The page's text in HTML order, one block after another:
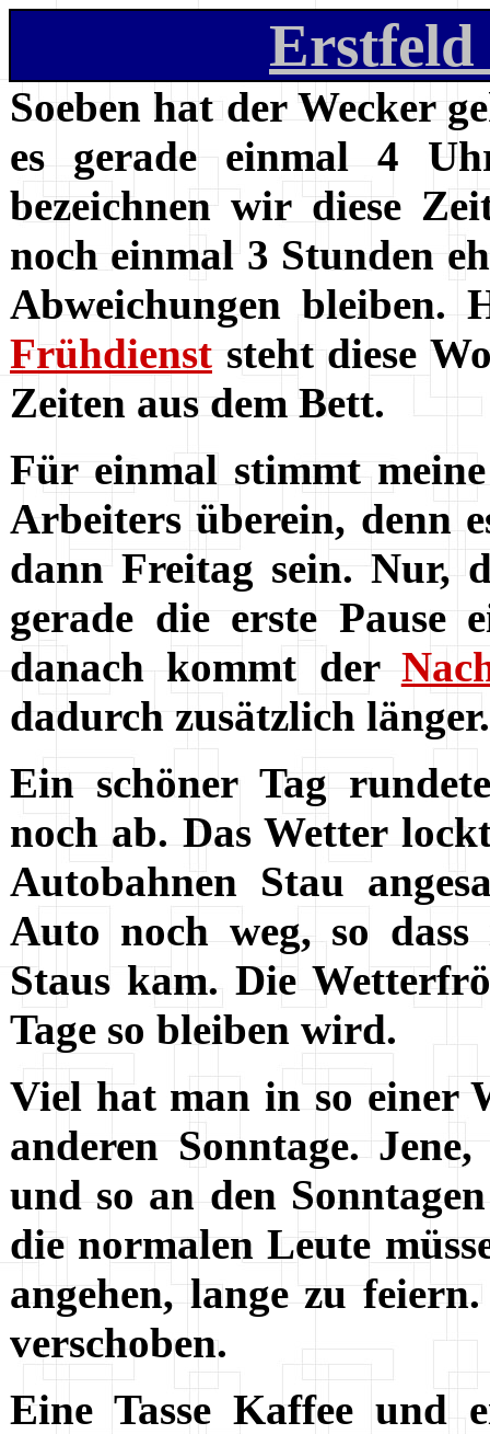
Soeben hat der Wecker
es gerade einmal 4
bezeichnen wir diese
noch einmal 3 Stunden
Abweichungen bleiben.
Frühdienst steht diese
Zeiten aus dem Bett.
Für einmal stimmt
Arbeiters überein, denn
dann Freitag sein. Nur,
gerade die erste Pause
danach kommt der
dadurch zusätzlich länger.
Ein schöner Tag
noch ab. Das Wetter
Autobahnen Stau
Auto noch weg, so
Staus kam. Die
Tage so bleiben wird.
Viel hat man in so einer
anderen Sonntage.
und so an den
die normalen Leute
angehen, lange zu
verschoben.
Eine Tasse Kaffee und